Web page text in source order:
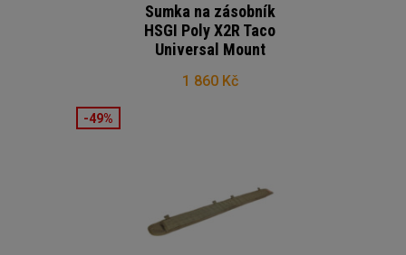
Sumka na zásobník
HSGI Poly X2R Taco
Universal Mount
1 860 Kč
-49%